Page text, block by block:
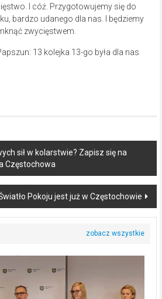
I cóż. Przygotowujemy się do
bardzo udanego dla nas. I będziemy
zwycięstwem.
sił w kolarstwie? Zapisz się na
Częstochowa
Pokoju jest już w Częstochowie